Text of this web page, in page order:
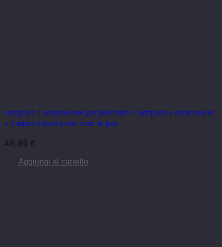
Lampada a sospensione per plafoniere / lampade a sospensione
– 1 attacco (nero) con cavo in juta
49,95 €
Aggiungi al carrello